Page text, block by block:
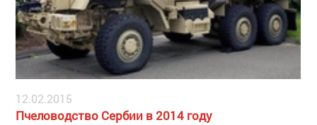
12.02.2015
Пчеловодство Сербии в 2014 году